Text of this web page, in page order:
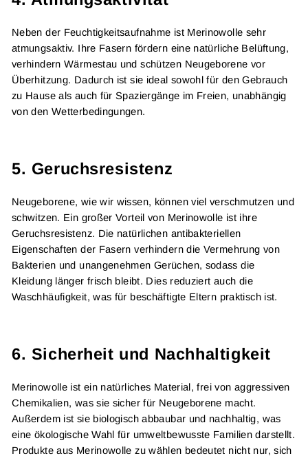
Neben der Feuchtigkeitsaufnahme ist Merinowolle sehr
atmungsaktiv. Ihre Fasern fördern eine natürliche Belüftung,
verhindern Wärmestau und schützen Neugeborene vor
Überhitzung. Dadurch ist sie ideal sowohl für den Gebrauch
zu Hause als auch für Spaziergänge im Freien, unabhängig
von den Wetterbedingungen.
5. Geruchsresistenz
Neugeborene, wie wir wissen, können viel verschmutzen und
schwitzen. Ein großer Vorteil von Merinowolle ist ihre
Geruchsresistenz. Die natürlichen antibakteriellen
Eigenschaften der Fasern verhindern die Vermehrung von
Bakterien und unangenehmen Gerüchen, sodass die
Kleidung länger frisch bleibt. Dies reduziert auch die
Waschhäufigkeit, was für beschäftigte Eltern praktisch ist.
6. Sicherheit und Nachhaltigkeit
Merinowolle ist ein natürliches Material, frei von aggressiven
Chemikalien, was sie sicher für Neugeborene macht.
Außerdem ist sie biologisch abbaubar und nachhaltig, was
eine ökologische Wahl für umweltbewusste Familien darstellt.
Produkte aus Merinowolle zu wählen bedeutet nicht nur, sich